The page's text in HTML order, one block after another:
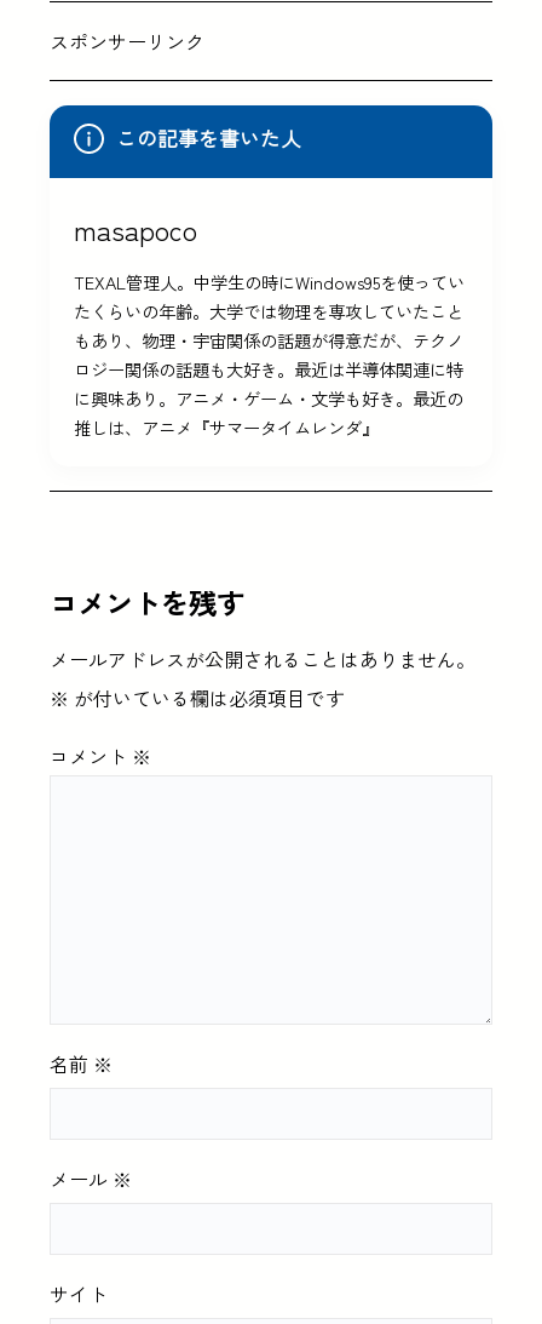
スポンサーリンク
この記事を書いた人
masapoco
TEXAL管理人。中学生の時にWindows95を使ってい
たくらいの年齢。大学では物理を専攻していたこと
もあり、物理・宇宙関係の話題が得意だが、テクノ
ロジー関係の話題も大好き。最近は半導体関連に特
に興味あり。アニメ・ゲーム・文学も好き。最近の
推しは、アニメ『サマータイムレンダ』
コメントを残す
メールアドレスが公開されることはありません。
※ が付いている欄は必須項目です
コメント ※
名前 ※
メール ※
サイト